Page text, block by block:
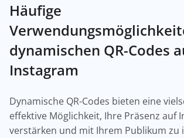
Häufige
dynamischen QR-Codes
Instagram
Dynamische QR-Codes bieten eine
effektive Möglichkeit, Ihre Präsenz auf
verstärken und mit Ihrem Publikum zu